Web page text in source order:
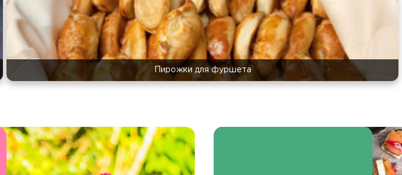
Пирожки для фуршета